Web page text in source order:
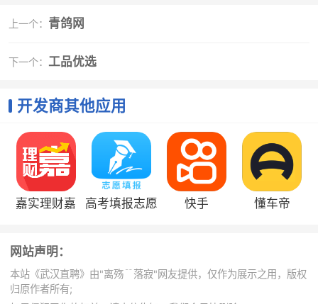
3、每天都有大量真实、可靠的招聘信息更新，帮助
4、附近职位搜索结果页可查看附近职位，找到你家
小编评价
1、为用户输送武汉上万个企业的招聘信息，是武汉
颇具名气的招聘app
2、用户可以在平台上寻找自己感兴趣的工作岗位，
直接线上进行沟通，省时省力，所有工作岗位真实可靠
上一个： 青鸽网
下一个： 工品优选
开发商其他应用
嘉实理财嘉
高考填报志愿
快手 懂车帝
网站声明：
本站《武汉直聘》由"离殇﹊落寂"网友提供，仅作为展示之用，版权
归原作者所有;